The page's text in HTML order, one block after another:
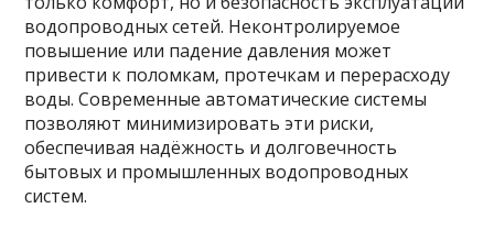
водопроводных сетей. Неконтролируемое
повышение или падение давления может
привести к поломкам, протечкам и перерасходу
воды. Современные автоматические системы
позволяют минимизировать эти риски,
обеспечивая надёжность и долговечность
бытовых и промышленных водопроводных
систем.